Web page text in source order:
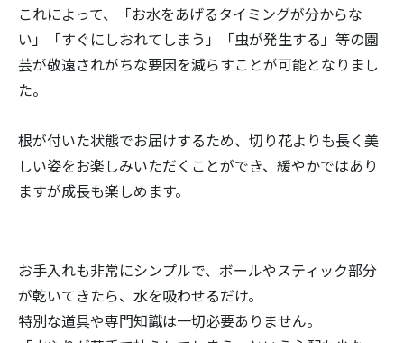
これによって、「お水をあげるタイミングが分からな
い」「すぐにしおれてしまう」「虫が発生する」等の園
芸が敬遠されがちな要因を減らすことが可能となりまし
た。
根が付いた状態でお届けするため、切り花よりも長く美
しい姿をお楽しみいただくことができ、緩やかではあり
ますが成長も楽しめます。
お手入れも非常にシンプルで、ボールやスティック部分
が乾いてきたら、水を吸わせるだけ。
特別な道具や専門知識は一切必要ありません。